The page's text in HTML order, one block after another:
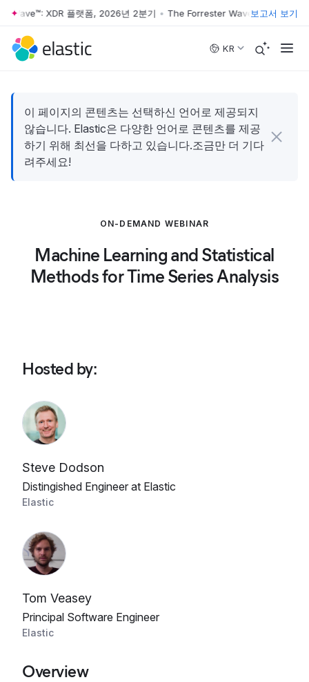
Skip to main content
Wave™: XDR 플랫폼, 2026년 2분기 • The Forrester Wave™: XDR 플랫폼
보고서 보기
KR
이 페이지의 콘텐츠는 선택하신 언어로 제공되지
않습니다. Elastic은 다양한 언어로 콘텐츠를 제공
하기 위해 최선을 다하고 있습니다.조금만 더 기다
려주세요!
ON-DEMAND WEBINAR
Machine Learning and Statistical
Methods for Time Series Analysis
Hosted by:
Steve Dodson
Distingished Engineer at Elastic
Elastic
Tom Veasey
Principal Software Engineer
Elastic
Overview